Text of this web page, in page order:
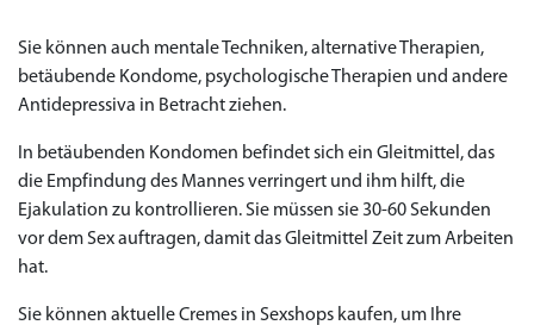
Sie können auch mentale Techniken, alternative Therapien,
betäubende Kondome, psychologische Therapien und andere
Antidepressiva in Betracht ziehen.
In betäubenden Kondomen befindet sich ein Gleitmittel, das
die Empfindung des Mannes verringert und ihm hilft, die
Ejakulation zu kontrollieren. Sie müssen sie 30-60 Sekunden
vor dem Sex auftragen, damit das Gleitmittel Zeit zum Arbeiten
hat.
Sie können aktuelle Cremes in Sexshops kaufen, um Ihre